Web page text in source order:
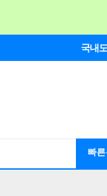
국내
빠른